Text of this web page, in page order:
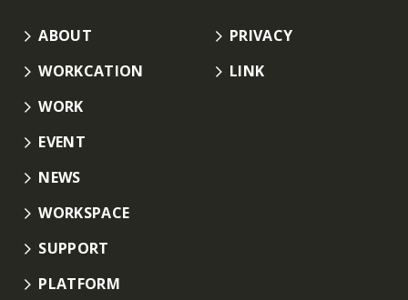
ABOUT
WORKCATION
WORK
EVENT
NEWS
WORKSPACE
SUPPORT
PLATFORM
PRIVACY
LINK